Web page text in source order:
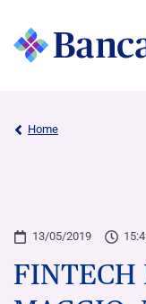
Home
13/05/2019
FINTECH